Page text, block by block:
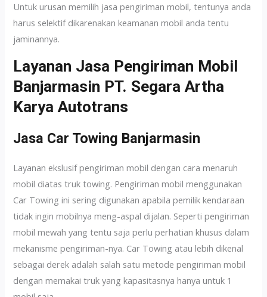
Untuk urusan memilih jasa pengiriman mobil, tentunya anda
harus selektif dikarenakan keamanan mobil anda tentu
jaminannya.
Layanan Jasa Pengiriman Mobil
Banjarmasin PT. Segara Artha
Karya Autotrans
Jasa Car Towing Banjarmasin
Layanan ekslusif pengiriman mobil dengan cara menaruh
mobil diatas truk towing. Pengiriman mobil menggunakan
Car Towing ini sering digunakan apabila pemilik kendaraan
tidak ingin mobilnya meng-aspal dijalan. Seperti pengiriman
mobil mewah yang tentu saja perlu perhatian khusus dalam
mekanisme pengiriman-nya. Car Towing atau lebih dikenal
sebagai derek adalah salah satu metode pengiriman mobil
dengan memakai truk yang kapasitasnya hanya untuk 1